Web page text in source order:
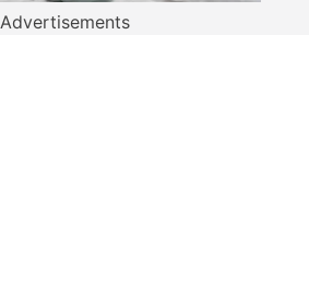
Advertisements